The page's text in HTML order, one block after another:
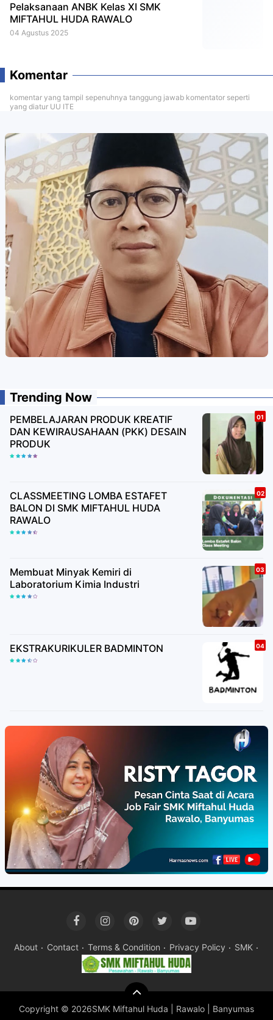
Pelaksanaan ANBK Kelas XI SMK
MIFTAHUL HUDA RAWALO
04 Agustus 2025
Komentar
komentar yang tampil sepenuhnya tanggung jawab komentator seperti
yang diatur UU ITE
Trending Now
PEMBELAJARAN PRODUK KREATIF
DAN KEWIRAUSAHAAN (PKK) DESAIN
PRODUK
CLASSMEETING LOMBA ESTAFET
BALON DI SMK MIFTAHUL HUDA
RAWALO
Membuat Minyak Kemiri di
Laboratorium Kimia Industri
EKSTRAKURIKULER BADMINTON
About Contact Terms & Condition Privacy Policy SMK
Copyright © 2026SMK Miftahul Huda | Rawalo | Banyumas